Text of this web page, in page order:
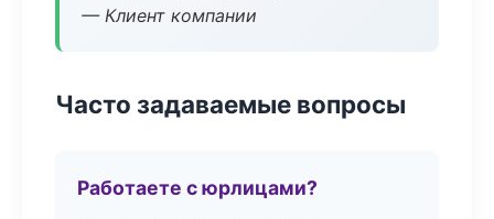
— Клиент компании
Часто задаваемые вопросы
Работаете с юрлицами?